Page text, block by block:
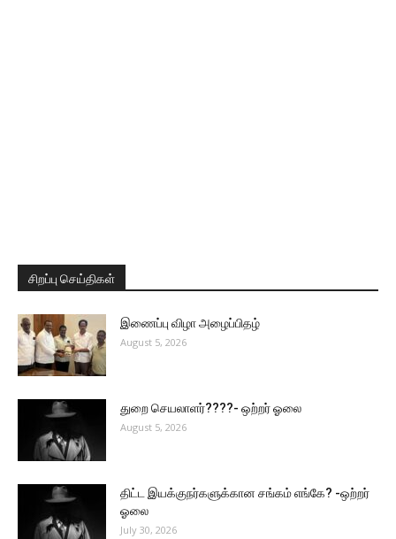
சிறப்பு செய்திகள்
இணைப்பு விழா அழைப்பிதழ்
August 5, 2026
துறை செயலாளர்????- ஒற்றர் ஓலை
August 5, 2026
திட்ட இயக்குநர்களுக்கான சங்கம் எங்கே? -ஒற்றர்
ஓலை
July 30, 2026